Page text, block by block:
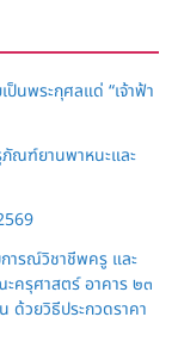
นพระกุศลแด่ “เจ้าฟ้า
ภัณฑ์ยานพาหนะและ
ารณ์วิชาชีพครู และ
ครุศาสตร์ อาคาร ๒๓
ด้วยวิธีประกวดราคา